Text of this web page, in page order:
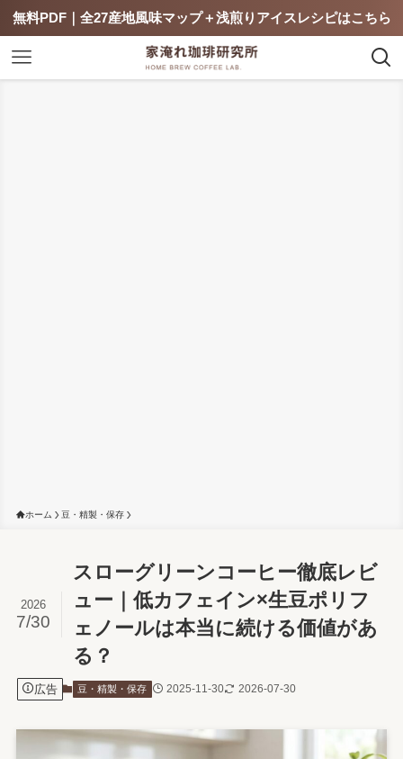
無料PDF｜全27産地風味マップ＋浅煎りアイスレシピはこちら
ホーム 豆・精製・保存
スローグリーンコーヒー徹底レビ
ュー｜低カフェイン×生豆ポリフ
ェノールは本当に続ける価値があ
る？
2026
7/30
広告 豆・精製・保存 2025-11-30 2026-07-30